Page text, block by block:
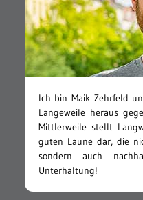
Ich bin Maik Zehrfeld
Langeweile heraus
Mittlerweile stellt
guten Laune dar, die
sondern auch
Unterhaltung!